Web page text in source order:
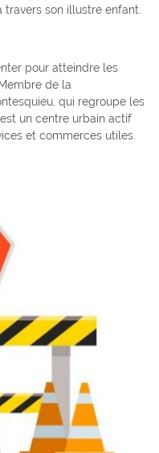
son illustre enfant.
pour atteindre les
de la
qui regroupe les
un centre urbain actif
et commerces utiles.